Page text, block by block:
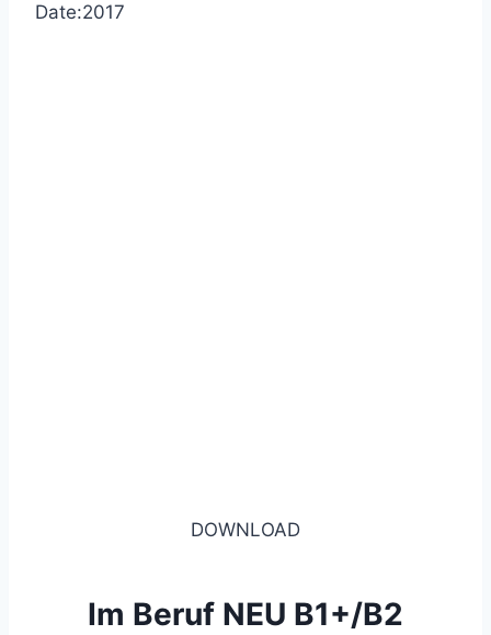
Date:2017
DOWNLOAD
Im Beruf NEU B1+/B2